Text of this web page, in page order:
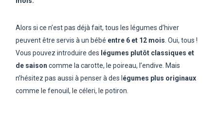
Alors si ce n’est pas déjà fait, tous les légumes d’hiver
peuvent être servis à un bébé entre 6 et 12 mois . Oui, tous !
Vous pouvez introduire des légumes plutôt classiques et
de saison comme la carotte, le poireau, l’endive. Mais
n’hésitez pas aussi à penser à des l égumes plus originaux
comme le fenouil, le céleri, le potiron.